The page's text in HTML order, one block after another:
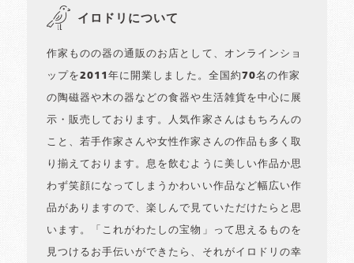
イロドリについて
作家ものの器の通販のお店として、オンラインショ
ップを2011年に開業しました。全国約70名の作家
の陶磁器や木の器などの食器や生活雑貨を中心に展
示・販売しております。人気作家さんはもちろんの
こと、若手作家さんや女性作家さんの作品も多く取
り揃えております。息を飲むように美しい作品か思
わず笑顔になってしまうかわいい作品など幅広い作
品がありますので、楽しんで見ていただけたらと思
います。「これがわたしの宝物」って思えるものを
見つけるお手伝いができたら、それがイロドリの幸